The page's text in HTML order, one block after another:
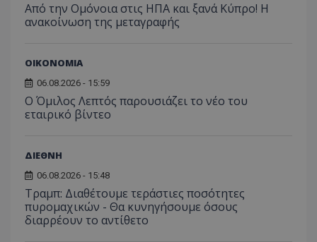
Από την Ομόνοια στις ΗΠΑ και ξανά Κύπρο! Η
ανακοίνωση της μεταγραφής
ΟΙΚΟΝΟΜΙΑ
06.08.2026 - 15:59
Ο Όμιλος Λεπτός παρουσιάζει το νέο του
εταιρικό βίντεο
ΔΙΕΘΝΗ
06.08.2026 - 15:48
Τραμπ: Διαθέτουμε τεράστιες ποσότητες
πυρομαχικών - Θα κυνηγήσουμε όσους
διαρρέουν το αντίθετο